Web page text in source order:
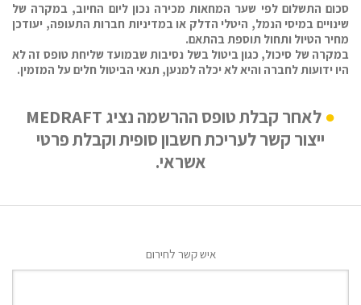
סכום התשלום לפי שער המחאות מכירה נכון ליום החיוב, במקרה של
שינויים במיסי הנמל, היטלי הדלק או במדיניות חברות התעופה, יעודכן
מחיר הטיול ותחול תוספת בהתאם.
במקרה של סיכול, כגון ביטול בשל נסיבות שבמועד שליחת טופס זה לא
היו ידועות לחברה והיא לא יכלה למנען, תנאי הביטול חלים על המזמין.
לאחר קבלת טופס ההרשמה נציג MEDRAFT
ייצור קשר לעריכת חשבון סופית וקבלת פרטי
אשראי.
איש קשר לחירום